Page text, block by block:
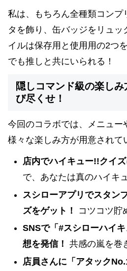
私は、もちろん全種類コンプ
タを飾り、缶バッジをリュッ
イルは保存用と使用用の2つ
でも推しと共にいられる！
隠しコマンド級の楽し
び尽くせ！
今回のコラボでは、メニュー
様々な楽しみ方が用意されて
店内でハイキュー!!クイズ
で、あなたは真のハイキ
スシローアプリでスタン
ズをゲット！
コツコツ貯
SNSで「#スシローハイ
想を発信！ 共感の嵐を巻
店員さんに「アタック